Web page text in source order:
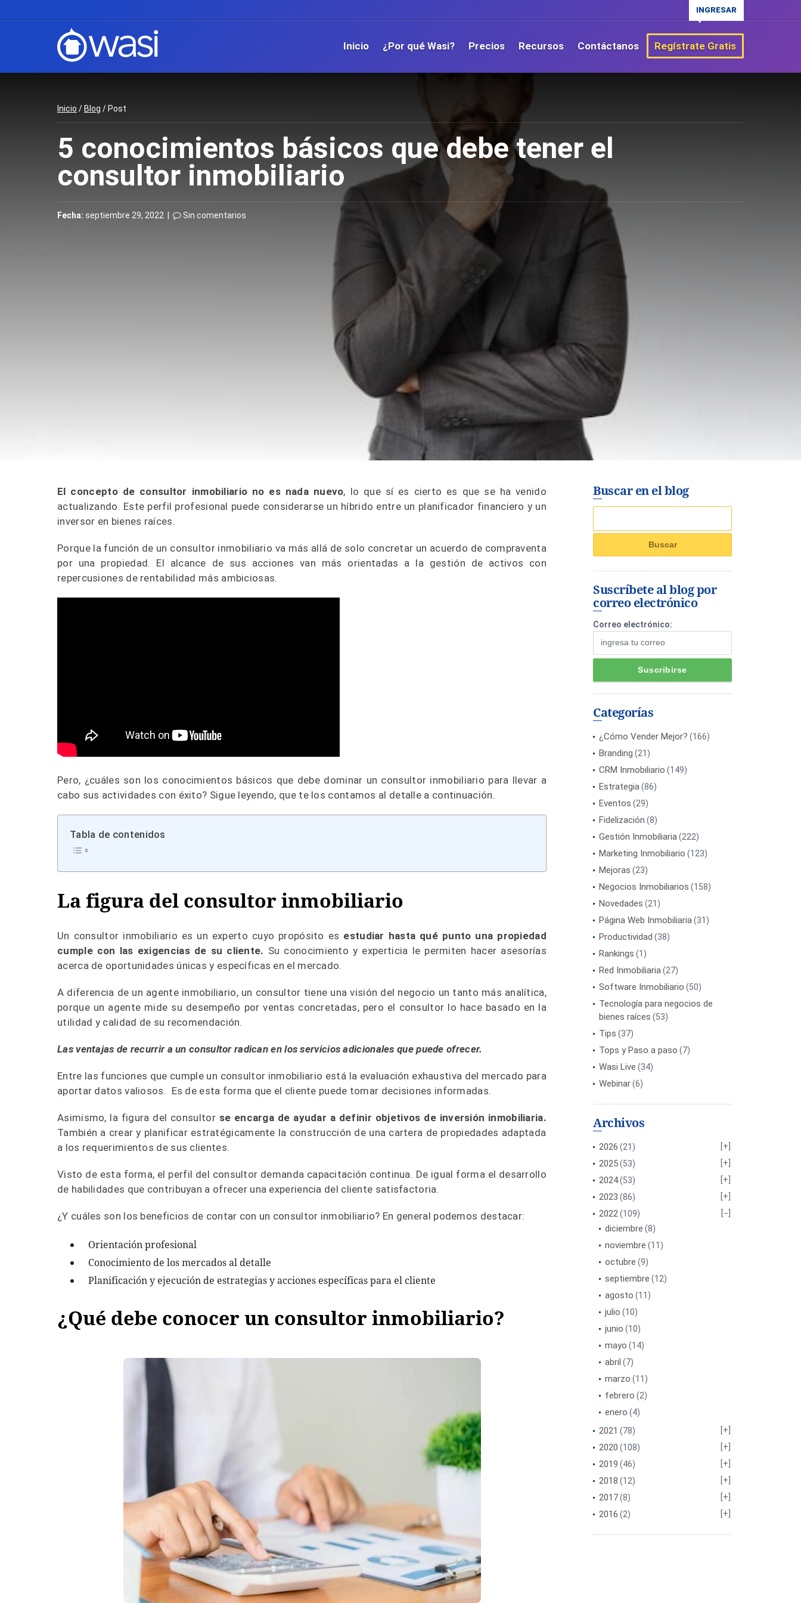
INGRESAR
Inicio ¿Por qué Wasi? Precios Recursos Contáctanos Regístrate Gratis
Inicio / Blog / Post
5 conocimientos básicos que debe tener el
consultor inmobiliario
Fecha: septiembre 29, 2022 | Sin comentarios
El concepto de consultor inmobiliario no es nada nuevo, lo que sí es cierto es que se ha venido
actualizando. Este perfil profesional puede considerarse un híbrido entre un planificador financiero y un
inversor en bienes raíces.
Porque la función de un consultor inmobiliario va más allá de solo concretar un acuerdo de compraventa
por una propiedad. El alcance de sus acciones van más orientadas a la gestión de activos con
repercusiones de rentabilidad más ambiciosas.
Pero, ¿cuáles son los conocimientos básicos que debe dominar un consultor inmobiliario para llevar a
cabo sus actividades con éxito? Sigue leyendo, que te los contamos al detalle a continuación.
Tabla de contenidos
La figura del consultor inmobiliario
Un consultor inmobiliario es un experto cuyo propósito es estudiar hasta qué punto una propiedad
cumple con las exigencias de su cliente. Su conocimiento y experticia le permiten hacer asesorías
acerca de oportunidades únicas y específicas en el mercado.
A diferencia de un agente inmobiliario, un consultor tiene una visión del negocio un tanto más analítica,
porque un agente mide su desempeño por ventas concretadas, pero el consultor lo hace basado en la
utilidad y calidad de su recomendación.
Las ventajas de recurrir a un consultor radican en los servicios adicionales que puede ofrecer.
Entre las funciones que cumple un consultor inmobiliario está la evaluación exhaustiva del mercado para
aportar datos valiosos. Es de esta forma que el cliente puede tomar decisiones informadas.
Asimismo, la figura del consultor se encarga de ayudar a definir objetivos de inversión inmobiliaria.
También a crear y planificar estratégicamente la construcción de una cartera de propiedades adaptada
a los requerimientos de sus clientes.
Visto de esta forma, el perfil del consultor demanda capacitación continua. De igual forma el desarrollo
de habilidades que contribuyan a ofrecer una experiencia del cliente satisfactoria.
¿Y cuáles son los beneficios de contar con un consultor inmobiliario? En general podemos destacar:
Orientación profesional
Conocimiento de los mercados al detalle
Planificación y ejecución de estrategias y acciones específicas para el cliente
¿Qué debe conocer un consultor inmobiliario?
Buscar en el blog
Suscríbete al blog por
correo electrónico
Correo electrónico:
Categorías
¿Cómo Vender Mejor? (166)
Branding (21)
CRM Inmobiliario (149)
Estrategia(86)
Eventos (29)
Fidelización (8)
Gestión Inmobiliaria(222)
Marketing Inmobiliario (123)
Mejoras (23)
Negocios Inmobiliarios (158)
Novedades (21)
Página Web Inmobiliaria(31)
Productividad (38)
Rankings (1)
Red Inmobiliaria(27)
Software Inmobiliario (50)
Tecnología para negocios de
bienes raíces (53)
Tips (37)
Tops y Paso a paso (7)
Wasi Live (34)
Webinar(6)
Archivos
2026 (21)
2025(53)
2024(53)
2023 (86)
2022(109)
diciembre (8)
noviembre (11)
octubre (9)
septiembre (12)
agosto (11)
julio (10)
junio (10)
mayo (14)
abril (7)
marzo (11)
febrero (2)
enero (4)
2021 (78)
2020 (108)
2019 (46)
2018 (12)
2017(8)
2016 (2)